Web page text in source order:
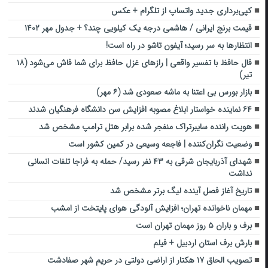
کپی‌برداری جدید واتساپ از تلگرام + عکس
قیمت برنج ایرانی / هاشمی درجه یک کیلویی چند؟ + جدول مهر ۱۴۰۲
انتظارها به سر رسید؛ آیفون تاشو در راه است!
فال حافظ با تفسیر واقعی | رازهای غزل حافظ برای شما فاش می‌شود (۱۸
تیر)
بازار بورس بی اعتنا به ماشه صعودی شد (۶ مهر)
۶۴ نماینده خواستار ابلاغ مصوبه افزایش سن دانشگاه فرهنگیان شدند
هویت راننده سایبرتراک منفجر شده برابر هتل ترامپ مشخص شد
وضعیت نگران‌کننده | فاجعه وسیعی در کمین کشور است
شهدای آذربایجان شرقی به ۴۳ نفر رسید/ حمله به فراجا تلفات انسانی
نداشت
تاریخ آغاز فصل آینده لیگ برتر مشخص شد
مهمان ناخوانده تهران؛ افزایش آلودگی هوای پایتخت از امشب
برف و باران ۵ روز مهمان تهران است
بارش برف استان اردبیل + فیلم
تصویب الحاق ۱۷ هکتار از اراضی دولتی در حریم شهر صفادشت